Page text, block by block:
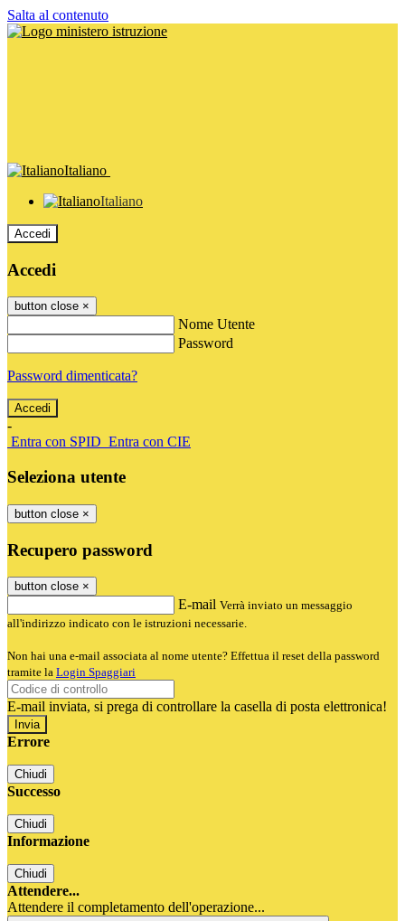
Salta al contenuto
Italiano
Italiano
Accedi
Accedi
button close ×
Nome Utente
Password
Password dimenticata?
-
Entra con SPID Entra con CIE
Seleziona utente
button close ×
Recupero password
button close ×
E-mail Verrà inviato un messaggio
all'indirizzo indicato con le istruzioni necessarie.
Non hai una e-mail associata al nome utente? Effettua il reset della password
tramite la Login Spaggiari
E-mail inviata, si prega di controllare la casella di posta elettronica!
Errore
Chiudi
Successo
Chiudi
Informazione
Chiudi
Attendere...
Attendere il completamento dell'operazione...